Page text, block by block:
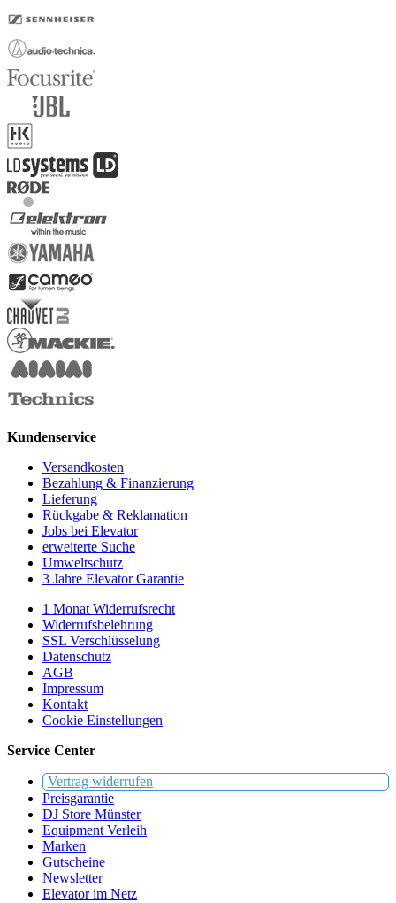
Kundenservice
Versandkosten
Bezahlung & Finanzierung
Lieferung
Rückgabe & Reklamation
Jobs bei Elevator
erweiterte Suche
Umweltschutz
3 Jahre Elevator Garantie
1 Monat Widerrufsrecht
Widerrufsbelehrung
SSL Verschlüsselung
Datenschutz
AGB
Impressum
Kontakt
Cookie Einstellungen
Service Center
Vertrag widerrufen
Preisgarantie
DJ Store Münster
Equipment Verleih
Marken
Gutscheine
Newsletter
Elevator im Netz